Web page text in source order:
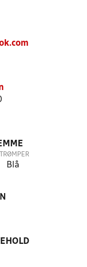
Blå